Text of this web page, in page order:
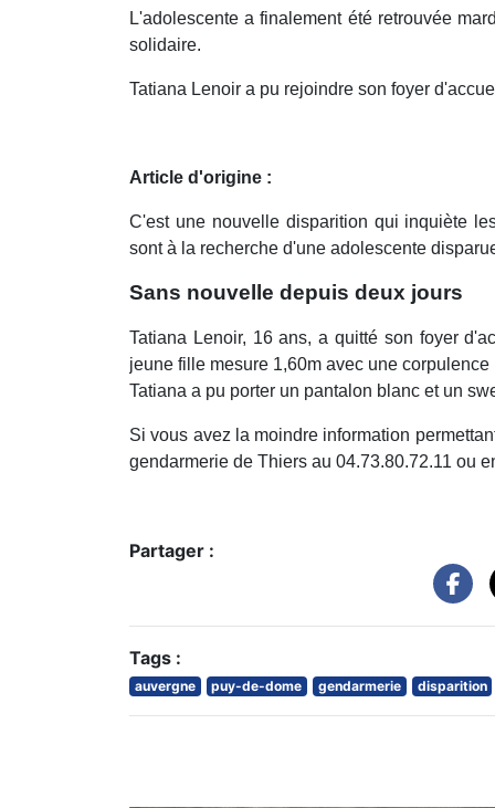
L'adolescente a finalement été retrouvée
solidaire.
Tatiana Lenoir a pu rejoindre son foyer
Article d'origine :
C'est une nouvelle disparition qui inquiète
sont à la recherche d'une adolescente
Sans nouvelle depuis deux jours
Tatiana Lenoir, 16 ans, a quitté son foyer
jeune fille mesure 1,60m avec une
Tatiana a pu porter un pantalon blanc et un
Si vous avez la moindre information
gendarmerie de Thiers au 04.73.80.72.11 ou
Partager :
Tags :
auvergne puy-de-dome gendarmerie disparition